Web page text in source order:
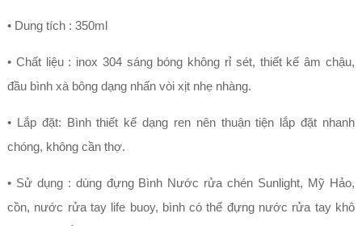
• Dung tích : 350ml
• Chất liệu : inox 304 sáng bóng không rỉ sét, thiết kế âm chậu,
đầu bình xà bông dạng nhấn vòi xịt nhẹ nhàng.
• Lắp đặt: Bình thiết kế dạng ren nên thuận tiện lắp đặt nhanh
chóng, không cần thợ.
• Sử dụng : dùng đựng Bình Nước rửa chén Sunlight, Mỹ Hảo,
cồn, nước rửa tay life buoy, bình có thể đựng nước rửa tay khô